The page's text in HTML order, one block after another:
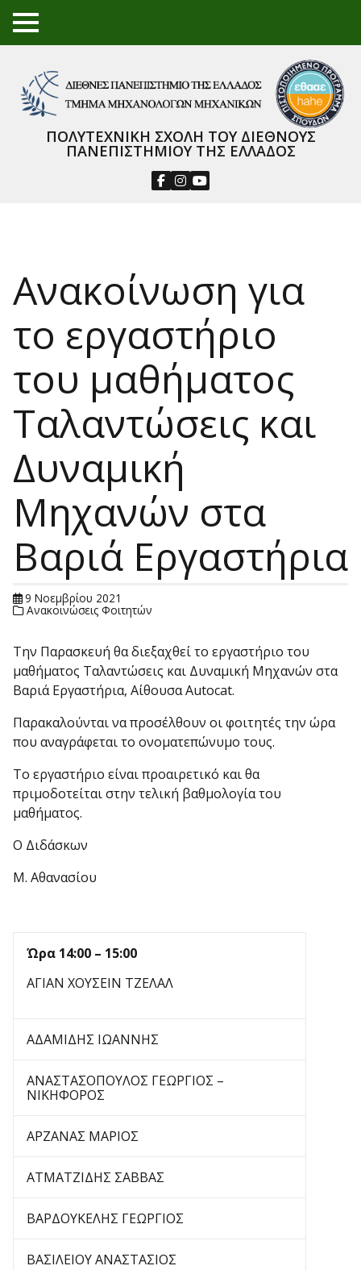
TO
GGL
NU
ΠΟΛΥΤΕΧΝΙΚΗ ΣΧΟΛΗ ΤΟΥ ΔΙΕΘΝΟΥΣ
ΠΑΝΕΠΙΣΤΗΜΙΟΥ ΤΗΣ ΕΛΛΑΔΟΣ
Ανακοίνωση για
το εργαστήριο
του μαθήματος
Ταλαντώσεις και
Δυναμική
Μηχανών στα
Βαριά Εργαστήρια
9 Νοεμβρίου 2021
Ανακοινώσεις Φοιτητών
Την Παρασκευή θα διεξαχθεί το εργαστήριο του
μαθήματος Ταλαντώσεις και Δυναμική Μηχανών στα
Βαριά Εργαστήρια, Αίθουσα Autocat.
Παρακαλούνται να προσέλθουν οι φοιτητές την ώρα
που αναγράφεται το ονοματεπώνυμο τους.
Το εργαστήριο είναι προαιρετικό και θα
πριμοδοτείται στην τελική βαθμολογία του
μαθήματος.
Ο Διδάσκων
Μ. Αθανασίου
Ώρα 14:00 – 15:00
ΑΓΙΑΝ ΧΟΥΣΕΙΝ ΤΖΕΛΑΛ
ΑΔΑΜΙΔΗΣ ΙΩΑΝΝΗΣ
ΑΝΑΣΤΑΣΟΠΟΥΛΟΣ ΓΕΩΡΓΙΟΣ –
ΝΙΚΗΦΟΡΟΣ
ΑΡΖΑΝΑΣ ΜΑΡΙΟΣ
ΑΤΜΑΤΖΙΔΗΣ ΣΑΒΒΑΣ
ΒΑΡΔΟΥΚΕΛΗΣ ΓΕΩΡΓΙΟΣ
ΒΑΣΙΛΕΙΟΥ ΑΝΑΣΤΑΣΙΟΣ